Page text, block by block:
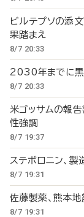
ビルテプソの
果踏まえ
8/7 20:33
2030年までに
8/7 20:33
米ゴッサムの報
性強調
8/7 19:37
ステボロニン、
8/7 19:31
佐藤製薬、熊本
8/7 19:31